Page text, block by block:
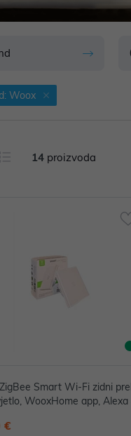
Woox
14 proizvoda
Smart Wi-Fi zidni
WooxHome app, Alexa
€